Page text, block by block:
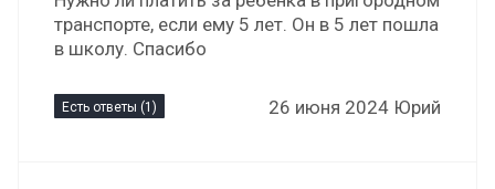
транспорте, если ему 5 лет. Он в 5 лет пошла
в школу. Спасибо
Есть ответы (1) 26 июня 2024 Юрий